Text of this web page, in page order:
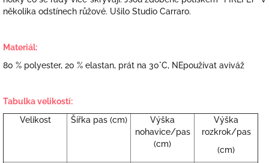
několika odstínech růžové. Ušilo Studio Carraro.
Materiál:
80 % polyester, 20 % elastan, prát na 30°C, NEpoužívat aviváž
Tabulka velikostí:
Velikost
Šířka pas (cm)
Výška
nohavice/pas
(cm)
Výška
rozkrok/pas
(cm)